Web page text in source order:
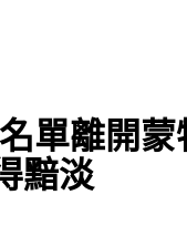
單離開
黯淡